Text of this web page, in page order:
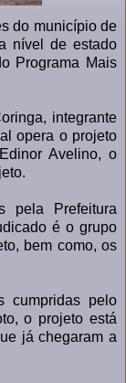
do município de
nível de estado
Programa Mais
integrante
opera o projeto
Avelino, o
pela Prefeitura
é o grupo
bem como, os
cumpridas pelo
o projeto está
já chegaram a